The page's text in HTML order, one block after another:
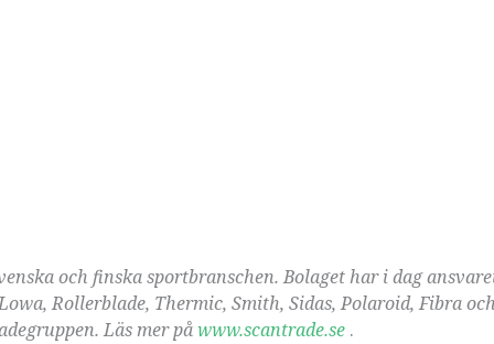
och finska sportbranschen. Bolaget har i dag
Rollerblade, Thermic, Smith, Sidas, Polaroid, Fibra
Läs mer påwww.scantrade.se .